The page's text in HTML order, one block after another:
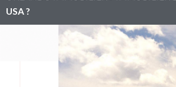
dense d’
le pays. Ce système ouvert à
financiers qui assure à ce
développé dans ce pays. Sa
efficace qu’il pourra d’une